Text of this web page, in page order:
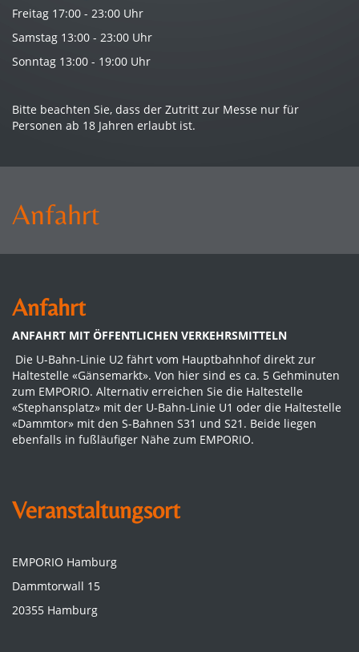
Freitag 17:00 - 23:00 Uhr
Samstag 13:00 - 23:00 Uhr
Sonntag 13:00 - 19:00 Uhr
Bitte beachten Sie, dass der Zutritt zur Messe nur für
Personen ab 18 Jahren erlaubt ist.
Anfahrt
Anfahrt
ANFAHRT MIT ÖFFENTLICHEN VERKEHRSMITTELN
Die U-Bahn-Linie U2 fährt vom Hauptbahnhof direkt zur
Haltestelle «Gänsemarkt». Von hier sind es ca. 5 Gehminuten
zum EMPORIO. Alternativ erreichen Sie die Haltestelle
«Stephansplatz» mit der U-Bahn-Linie U1 oder die Haltestelle
«Dammtor» mit den S-Bahnen S31 und S21. Beide liegen
ebenfalls in fußläufiger Nähe zum EMPORIO.
Veranstaltungsort
EMPORIO Hamburg
Dammtorwall 15
20355 Hamburg